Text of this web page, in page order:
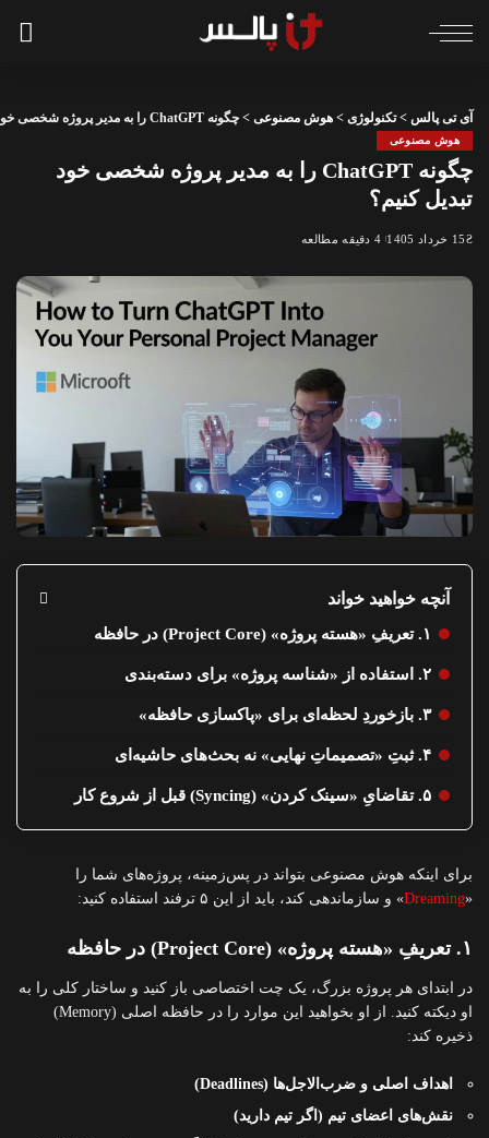
آی تی پالس >تکنولوژی > هوش مصنوعی > چگونه ChatGPT را به مدیر پروژه شخصی خود تبدیل کنیم؟
هوش مصنوعی
چگونه ChatGPT را به مدیر پروژه شخصی خود
تبدیل کنیم؟
15 خرداد 1405 4 دقیقه مطالعه
آنچه خواهید خواند
۱. تعریفِ «هسته پروژه» (Project Core) در حافظه
۲. استفاده از «شناسه پروژه» برای دسته‌بندی
۳. بازخوردِ لحظه‌ای برای «پاکسازی حافظه»
۴. ثبتِ «تصمیماتِ نهایی» نه بحث‌های حاشیه‌ای
۵. تقاضایِ «سینک کردن» (Syncing) قبل از شروع کار
برای اینکه هوش مصنوعی بتواند در پس‌زمینه، پروژه‌های شما را
«
Dreaming» و سازماندهی کند، باید از این ۵ ترفند استفاده کنید:
۱. تعریفِ «هسته پروژه» (Project Core) در حافظه
در ابتدای هر پروژه بزرگ، یک چت اختصاصی باز کنید و ساختار کلی را به
او دیکته کنید. از او بخواهید این موارد را در حافظه اصلی (Memory)
ذخیره کند:
اهداف اصلی و ضرب‌الاجل‌ها (Deadlines)
نقش‌های اعضای تیم (اگر تیم دارید)